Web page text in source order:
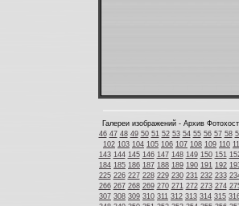
Галереи изображений - Архив
46 47 48 49 50 51 52 53 54 55 56 57 58
102 103 104 105 106 107 108 109 110
143 144 145 146 147 148 149 150 151
184 185 186 187 188 189 190 191 192
225 226 227 228 229 230 231 232 233
266 267 268 269 270 271 272 273 274
307 308 309 310 311 312 313 314 315